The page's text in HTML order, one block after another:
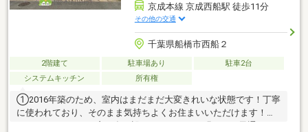
京成本線 京成西船駅 徒歩11分
その他の交通
千葉県船橋市西船２
2階建て 駐車場あり
駐車2台
システムキッチン
所有権
①2016年築のため、室内はまだまだ大変きれいな状態です！丁寧
に使われており、そのまま気持ちよくお住まいいただけます！②
ゆとりあるLDKには窓が多く設けられており、明るさと風通しの